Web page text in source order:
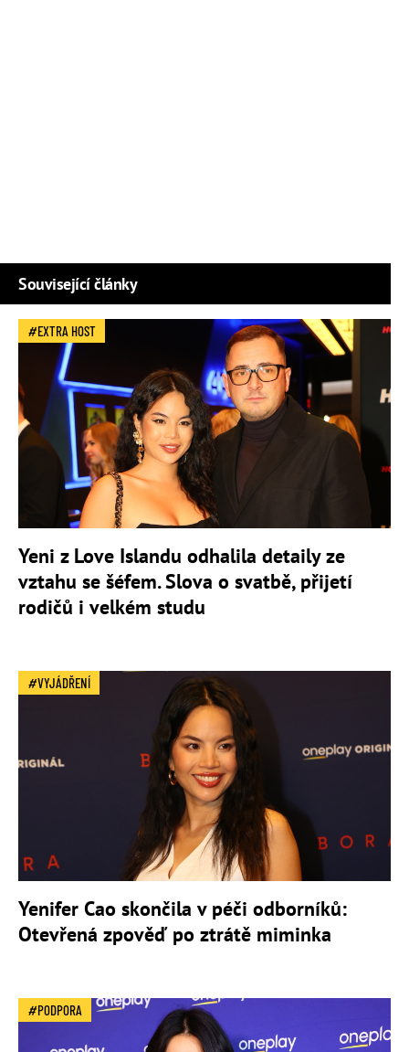
Související články
EXTRA HOST
Yeni z Love Islandu odhalila detaily ze
vztahu se šéfem. Slova o svatbě, přijetí
rodičů i velkém studu
VYJÁDŘENÍ
Yenifer Cao skončila v péči odborníků:
Otevřená zpověď po ztrátě miminka
PODPORA